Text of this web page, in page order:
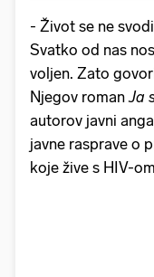
- Život se ne
Svatko od nas
voljen. Zato
Njegov romanJa
autorov javni
javne rasprave o
koje žive s HIV-